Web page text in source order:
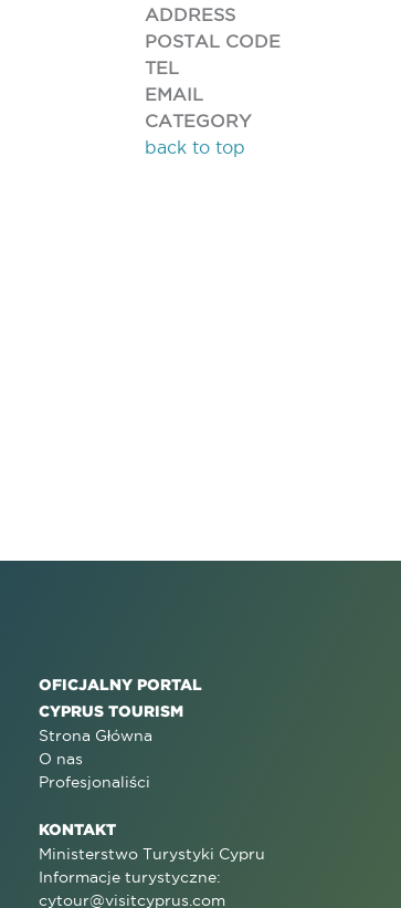
ADDRESS
POSTAL CODE
TEL
EMAIL
CATEGORY
back to top
OFICJALNY PORTAL
CYPRUS TOURISM
Strona Główna
O nas
Profesjonaliści
KONTAKT
Ministerstwo Turystyki Cypru
Informacje turystyczne:
cytour@visitcyprus.com